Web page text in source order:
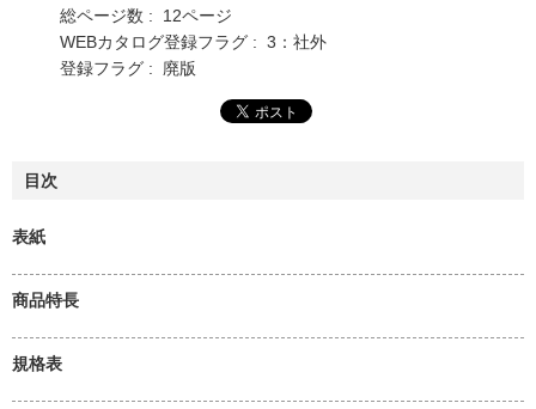
総ページ数 : 12ページ
WEBカタログ登録フラグ : 3：社外
登録フラグ : 廃版
目次
表紙
商品特長
規格表